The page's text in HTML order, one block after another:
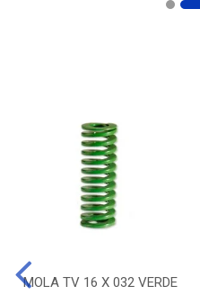
MOLA TV 16 X 032 VERDE